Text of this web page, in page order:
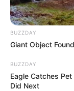
BUZZDAY
Giant Object
BUZZDAY
Eagle Catches
Did Next